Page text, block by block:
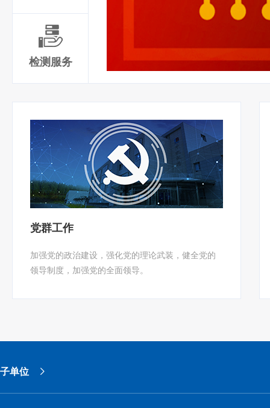
检测服务
党群工作
加强党的政治建设，强化党的理论武装，健全党的
领导制度，加强党的全面领导。
子单位